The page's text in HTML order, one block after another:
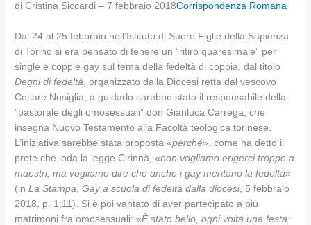
di Cristina Siccardi – 7 febbraio 2018Corrispondenza Romana
Dal 24 al 25 febbraio nell’Istituto di Suore Figlie della Sapienza
di Torino si era pensato di tenere un “ritiro quaresimale” per
single e coppie gay sul tema della fedeltà di coppia, dal titolo
Degni di fedeltà , organizzato dalla Diocesi retta dal vescovo
Cesare Nosiglia; a guidarlo sarebbe stato il responsabile della
“pastorale degli omosessuali” don Gianluca Carrega, che
insegna Nuovo Testamento alla Facoltà teologica torinese.
L’iniziativa sarebbe stata proposta «perché», come ha detto il
prete che loda la legge Cirinnà, «non vogliamo erigerci troppo a
maestri, ma vogliamo dire che anche i gay meritano la fedeltà»
(inLa Stampa ,Gay a scuola di fedeltà dalla diocesi, 5 febbraio
2018, p. 1;11). Si è poi vantato di aver partecipato a più
matrimoni fra omosessuali: «È stato bello, ogni volta una festa: